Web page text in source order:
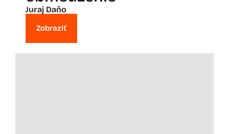
Juraj Daňo
Zobraziť